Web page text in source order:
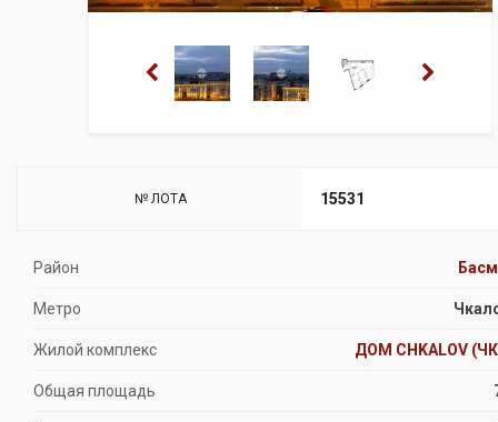
№ ЛОТА 15531
Район
Метро
Жилой комплекс ДОМ CHKALOV
Общая площадь